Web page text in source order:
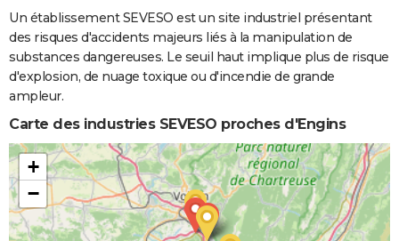
Un établissement SEVESO est un site industriel présentant
des risques d'accidents majeurs liés à la manipulation de
substances dangereuses. Le seuil haut implique plus de risque
d'explosion, de nuage toxique ou d'incendie de grande
ampleur.
Carte des industries SEVESO proches d'Engins
+
−